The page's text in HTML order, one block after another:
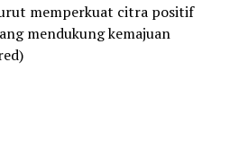
memperkuat citra positif
mendukung kemajuan